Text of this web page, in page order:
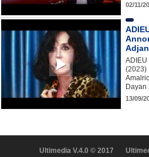
02/11/
ADIEU
(2023)
Dayan
13/09/
Ultimedia V.4.0 © 2017